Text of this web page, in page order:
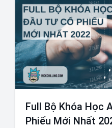
Full Bộ Khóa Học
Phiếu Mới Nhất